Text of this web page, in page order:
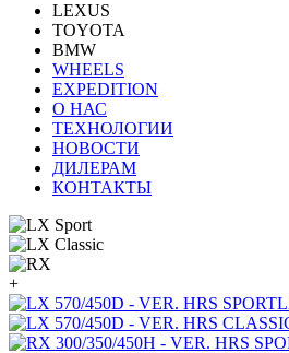
LEXUS
TOYOTA
BMW
WHEELS
EXPEDITION
О НАС
ТЕХНОЛОГИИ
НОВОСТИ
ДИЛЕРАМ
КОНТАКТЫ
+